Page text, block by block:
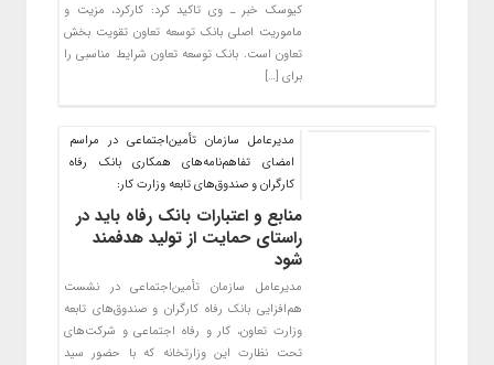
کیوسک خبر ـ وی تاکید کرد: کارکرد، مزیت و
ماموریت اصلی بانک توسعه تعاون تقویت بخش
تعاون است. بانک توسعه تعاون شرایط مناسبی را
برای […]
مدیرعامل سازمان تأمین‌اجتماعی در مراسم
امضای تفاهم‌نامه‌های همکاری بانک رفاه
کارگران و صندوق‌های تابعه وزارت کار:
منابع و اعتبارات بانک رفاه باید در
راستای حمایت از تولید هدفمند
شود
مدیرعامل سازمان تأمین‌اجتماعی در نشست
هم‌افزایی بانک رفاه کارگران و صندوق‌های تابعه
وزارت تعاون، کار و رفاه اجتماعی و شرکت‌های
تحت نظارت این وزارتخانه که با حضور سید